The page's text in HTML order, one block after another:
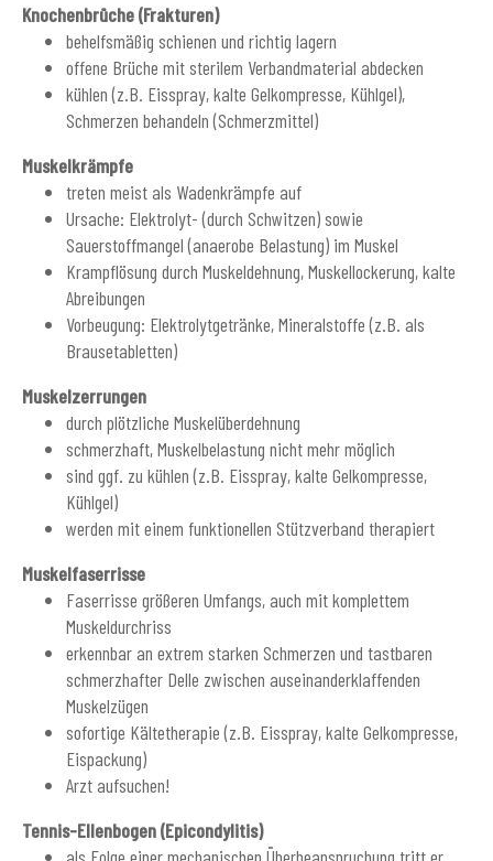
Knochenbrüche (Frakturen)
behelfsmäßig schienen und richtig lagern
offene Brüche mit sterilem Verbandmaterial abdecken
kühlen (z.B. Eisspray, kalte Gelkompresse, Kühlgel),
Schmerzen behandeln (Schmerzmittel)
Muskelkrämpfe
treten meist als Wadenkrämpfe auf
Ursache: Elektrolyt- (durch Schwitzen) sowie
Sauerstoffmangel (anaerobe Belastung) im Muskel
Krampflösung durch Muskeldehnung, Muskellockerung, kalte
Abreibungen
Vorbeugung: Elektrolytgetränke, Mineralstoffe (z.B. als
Brausetabletten)
Muskelzerrungen
durch plötzliche Muskelüberdehnung
schmerzhaft, Muskelbelastung nicht mehr möglich
sind ggf. zu kühlen (z.B. Eisspray, kalte Gelkompresse,
Kühlgel)
werden mit einem funktionellen Stützverband therapiert
Muskelfaserrisse
Faserrisse größeren Umfangs, auch mit komplettem
Muskeldurchriss
erkennbar an extrem starken Schmerzen und tastbaren
schmerzhafter Delle zwischen auseinanderklaffenden
Muskelzügen
sofortige Kältetherapie (z.B. Eisspray, kalte Gelkompresse,
Eispackung)
Arzt aufsuchen!
Tennis-Ellenbogen (Epicondylitis)